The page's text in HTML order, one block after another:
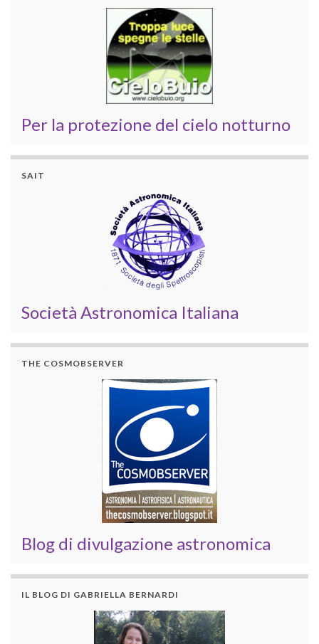
Per la protezione del cielo notturno
SAIT
Società Astronomica Italiana
THE COSMOBSERVER
Blog di divulgazione astronomica
IL BLOG DI GABRIELLA BERNARDI